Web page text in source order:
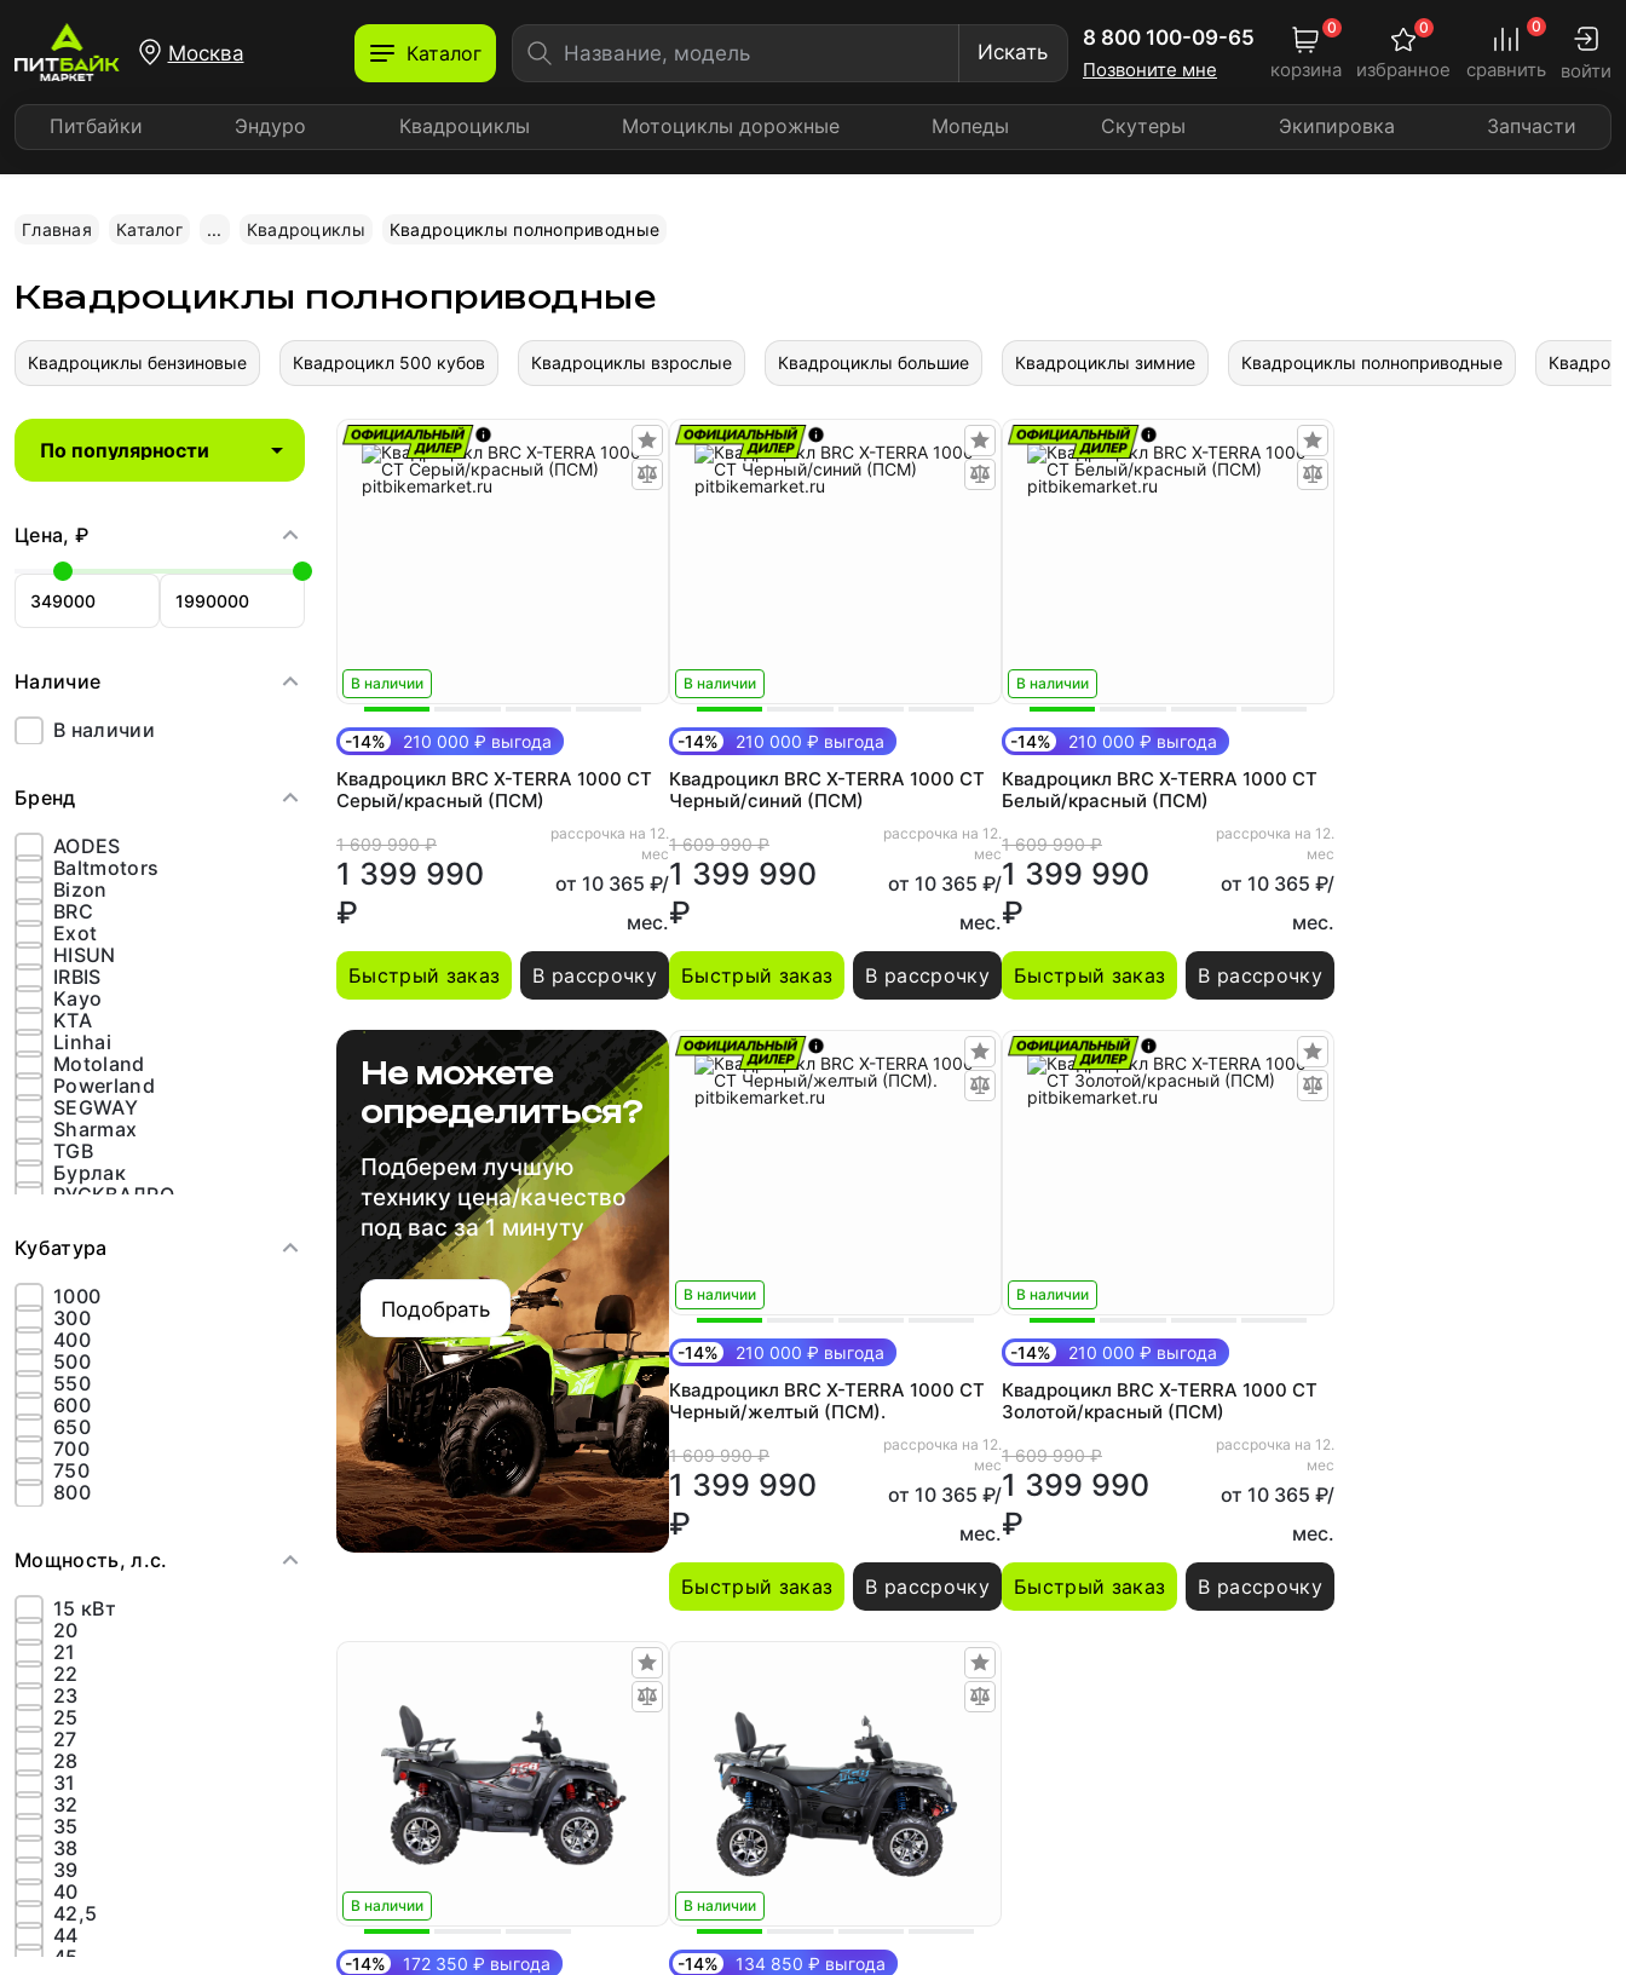
Москва Каталог Искать
8 800 100-09-65
Позвоните мне корзина
0
избранное
0
сравнить
0
войти
Питбайки Эндуро Квадроциклы Мотоциклы дорожные Мопеды Скутеры Экипировка Запчасти
Главная Каталог ... Квадроциклы Квадроциклы полноприводные
Квадроциклы полноприводные
Квадроциклы бензиновые Квадроцикл 500 кубов Квадроциклы взрослые Квадроциклы большие Квадроциклы зимние Квадроциклы полноприводные
Цена, ₽
Наличие
В наличии
Бренд
AODES
Baltmotors
Bizon
BRC
Exot
HISUN
IRBIS
Kayo
KTA
Linhai
Motoland
Powerland
SEGWAY
Sharmax
TGB
Бурлак
РУСКВАДРО
ТАВРИДА
Кубатура
1000
300
400
500
550
600
650
700
750
800
Мощность, л.с.
15 кВт
20
21
22
23
25
27
28
31
32
35
38
39
40
42,5
44
45
В наличии
-14% 210 000 ₽ выгода
Квадроцикл BRC X-TERRA 1000 CT
Серый/красный (ПСМ)
1 609 990 ₽
1 399 990
₽
рассрочка на 12.
мес
от 10 365 ₽/
мес.
Быстрый заказ В рассрочку
В наличии
-14% 210 000 ₽ выгода
Квадроцикл BRC X-TERRA 1000 CT
Черный/синий (ПСМ)
1 609 990 ₽
1 399 990
₽
рассрочка на 12.
мес
от 10 365 ₽/
мес.
Быстрый заказ В рассрочку
В наличии
-14% 210 000 ₽ выгода
Квадроцикл BRC X-TERRA 1000 CT
Белый/красный (ПСМ)
1 609 990 ₽
1 399 990
₽
рассрочка на 12.
мес
от 10 365 ₽/
мес.
Быстрый заказ В рассрочку
Не можете
определиться?
Подберем лучшую
технику цена/качество
под вас за 1 минуту
Подобрать
В наличии
-14% 210 000 ₽ выгода
Квадроцикл BRC X-TERRA 1000 CT
Черный/желтый (ПСМ).
1 609 990 ₽
1 399 990
₽
рассрочка на 12.
мес
от 10 365 ₽/
мес.
Быстрый заказ В рассрочку
В наличии
-14% 210 000 ₽ выгода
Квадроцикл BRC X-TERRA 1000 CT
Золотой/красный (ПСМ)
1 609 990 ₽
1 399 990
₽
рассрочка на 12.
мес
от 10 365 ₽/
мес.
Быстрый заказ В рассрочку
В наличии
-14% 172 350 ₽ выгода
В наличии
-14% 134 850 ₽ выгода